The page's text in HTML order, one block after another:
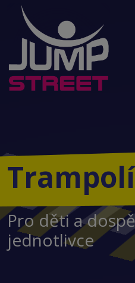
Pro děti a
jednotlivce